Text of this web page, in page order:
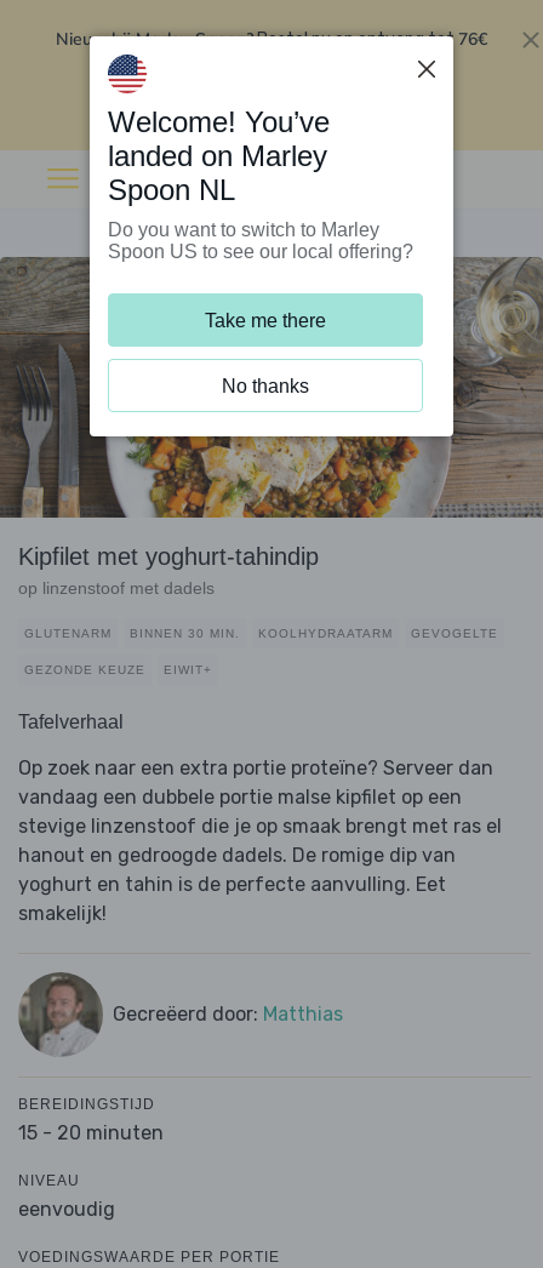
Nieuw bij Marley Spoon?Bestel nu en ontvang tot 76€
Kipfilet met yoghurt-tahindip
op linzenstoof met dadels
GLUTENARM BINNEN 30 MIN. KOOLHYDRAATARM GEVOGELTE
GEZONDE KEUZE EIWIT+
Tafelverhaal
Op zoek naar een extra portie proteïne? Serveer dan
vandaag een dubbele portie malse kipfilet op een
stevige linzenstoof die je op smaak brengt met ras el
hanout en gedroogde dadels. De romige dip van
yoghurt en tahin is de perfecte aanvulling. Eet
smakelijk!
Gecreëerd door: Matthias
BEREIDINGSTIJD
15 - 20 minuten
NIVEAU
eenvoudig
VOEDINGSWAARDE PER PORTIE
Welcome! You’ve
landed on Marley
Spoon NL
Do you want to switch to Marley
Spoon US to see our local offering?
Take me there
No thanks